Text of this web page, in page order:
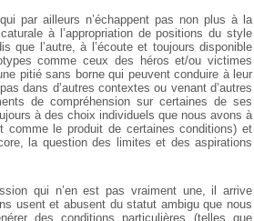
par ailleurs n’échappent pas non plus àla
à l’appropriation de positions du style
que l’autre, à l’écoute et toujours disponible
comme ceux des héros et/ou victimes
pitié sans borne qui peuvent conduire à leur
dans d’autres contextes ou venant d’autres
de compréhension sur certaines de ses
àdes choix individuels que nous avons à
commele produit de certaines conditions) et
la question des limites et des aspirations
qui n’en est pas vraiment une, il arrive
usent et abusent du statut ambiguque nous
des conditions particulières (telles que